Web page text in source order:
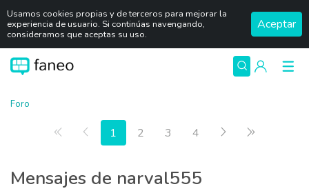
Usamos cookies propias y de terceros para mejorar la
experiencia de usuario. Si continúas navengando,
consideramos que aceptas su uso.
Aceptar
Foro
Primera página
Anterior
1 2 3 4 Siguiente
Mensajes de narval555